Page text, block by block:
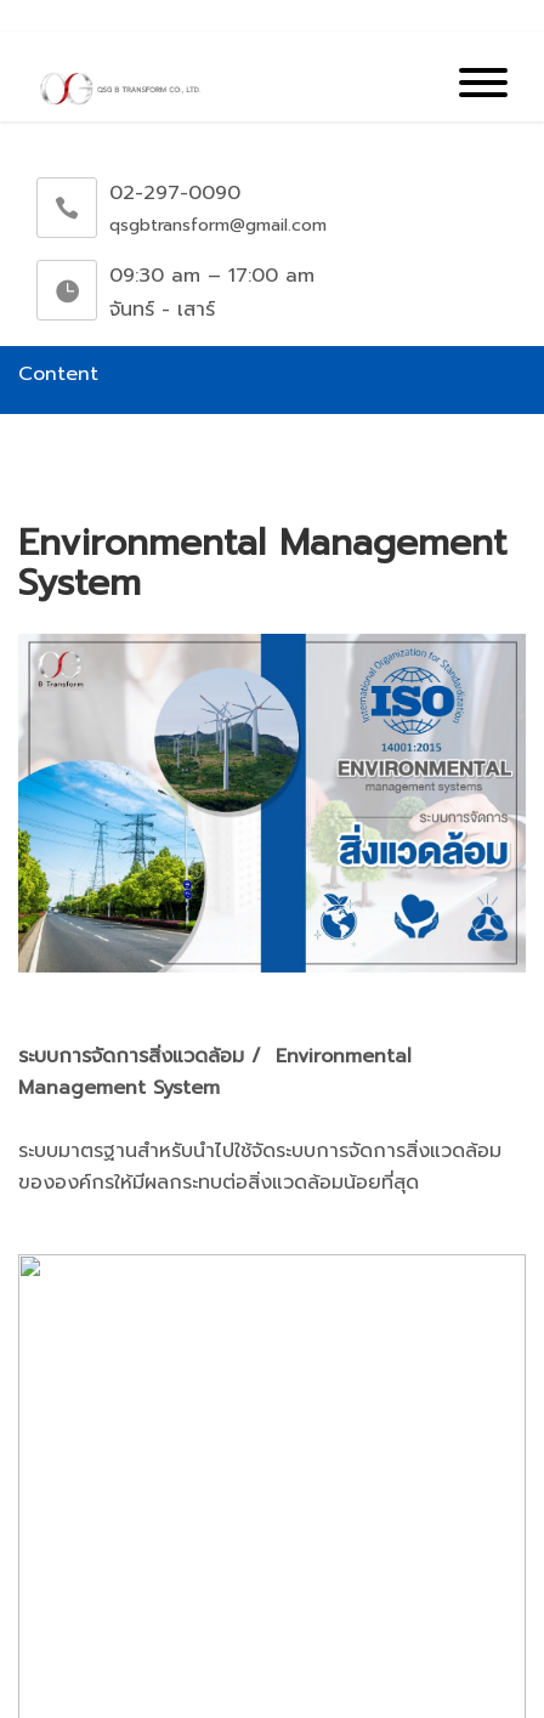
02-297-0090
qsgbtransform@gmail.com
09:30 am – 17:00 am
จันทร์ - เสาร์
Content
Environmental Management
System
ระบบการจัดการสิ่งแวดล้อม / Environmental
Management System​
ระบบมาตรฐานสำหรับนำไปใช้จัดระบบการจัดการสิ่งแวดล้อม
ขององค์กรให้มีผลกระทบต่อสิ่งแวดล้อมน้อยที่สุด